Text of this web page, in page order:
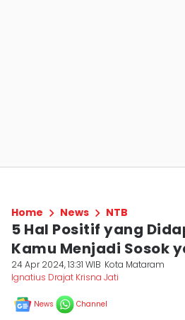
Home News NTB
5 Hal Positif yang
Kamu Menjadi Sosok
24 Apr 2024, 13:31 WIB Kota Mataram
Ignatius Drajat Krisna Jati
News Channel